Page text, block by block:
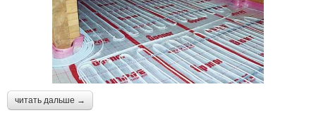
читать дальше →